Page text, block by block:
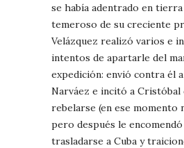
se había adentrado en
temeroso de su creciente
Velázquez realizó varios e
intentos de apartarle del
expedición: envió contra él
Narváez e incitó a Cristóbal
rebelarse (en ese momento
pero después le
trasladarse a Cuba y